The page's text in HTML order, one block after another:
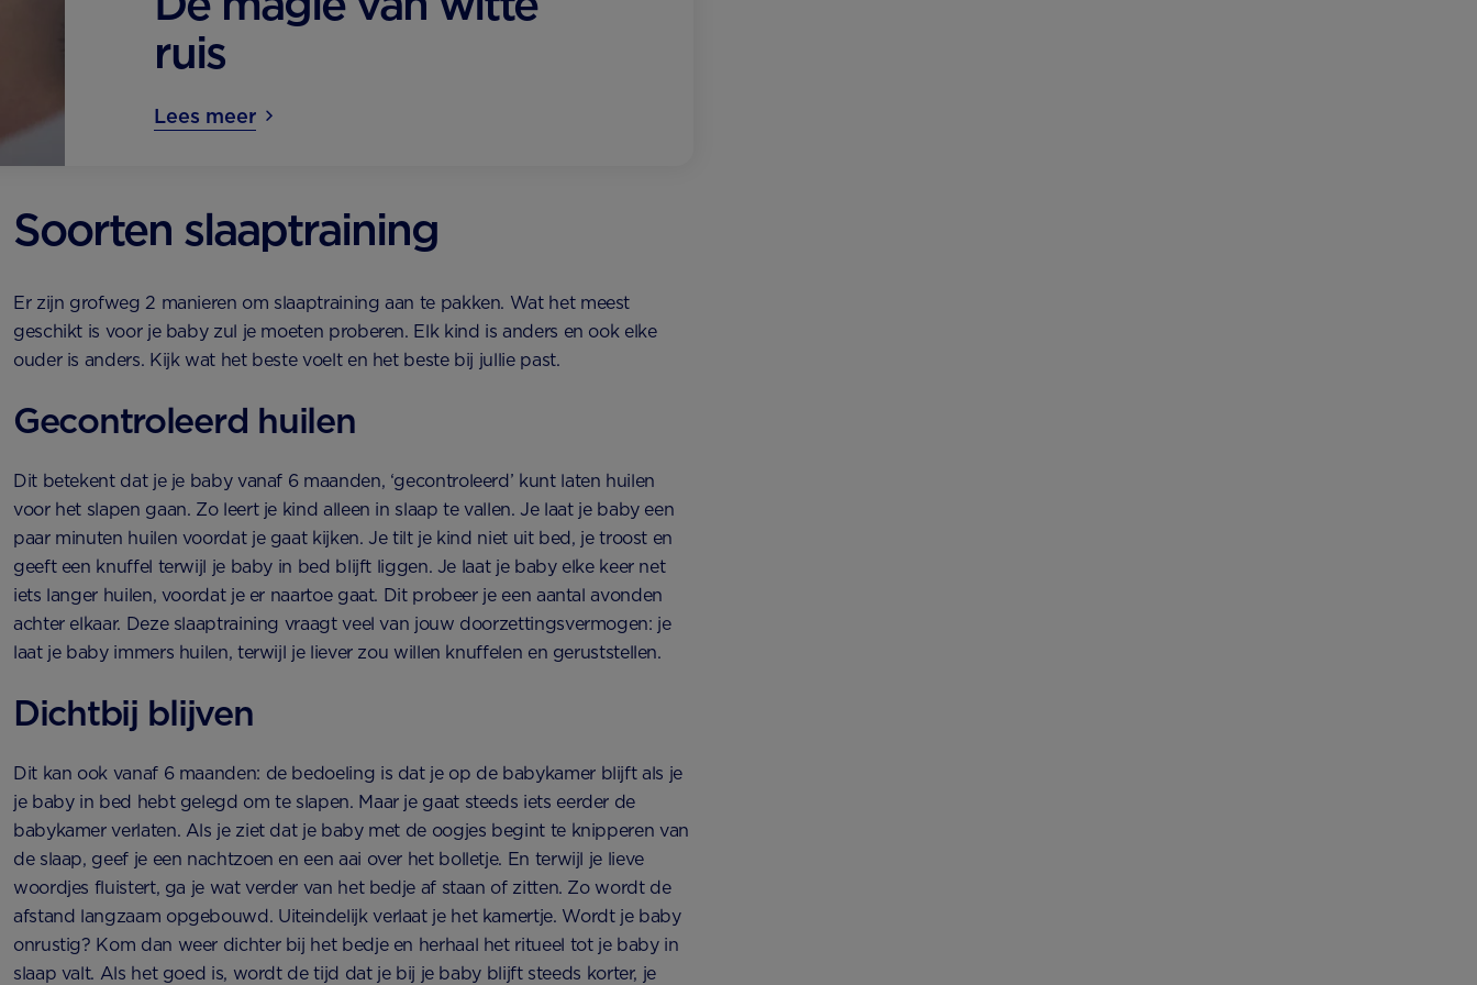
ruis
Lees meer
Soorten slaaptraining
Er zijn grofweg 2 manieren om slaaptraining aan te pakken. Wat het meest
geschikt is voor je baby zul je moeten proberen. Elk kind is anders en ook elke
ouder is anders. Kijk wat het beste voelt en het beste bij jullie past.
Gecontroleerd huilen
Dit betekent dat je je baby vanaf 6 maanden, ‘gecontroleerd’ kunt laten huilen
voor het slapen gaan. Zo leert je kind alleen in slaap te vallen. Je laat je baby een
paar minuten huilen voordat je gaat kijken. Je tilt je kind niet uit bed, je troost en
geeft een knuffel terwijl je baby in bed blijft liggen. Je laat je baby elke keer net
iets langer huilen, voordat je er naartoe gaat. Dit probeer je een aantal avonden
achter elkaar. Deze slaaptraining vraagt veel van jouw doorzettingsvermogen: je
laat je baby immers huilen, terwijl je liever zou willen knuffelen en geruststellen.
Dichtbij blijven
Dit kan ook vanaf 6 maanden: de bedoeling is dat je op de babykamer blijft als je
je baby in bed hebt gelegd om te slapen. Maar je gaat steeds iets eerder de
babykamer verlaten. Als je ziet dat je baby met de oogjes begint te knipperen van
de slaap, geef je een nachtzoen en een aai over het bolletje. En terwijl je lieve
woordjes fluistert, ga je wat verder van het bedje af staan of zitten. Zo wordt de
afstand langzaam opgebouwd. Uiteindelijk verlaat je het kamertje. Wordt je baby
onrustig? Kom dan weer dichter bij het bedje en herhaal het ritueel tot je baby in
slaap valt. Als het goed is, wordt de tijd dat je bij je baby blijft steeds korter, je